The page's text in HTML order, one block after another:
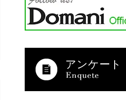
アンケート